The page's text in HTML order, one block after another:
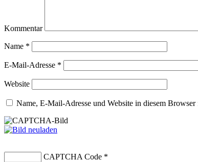
Kommentar
Name *
E-Mail-Adresse *
Website
Name, E-Mail-Adresse und Website in diesem
CAPTCHA Code *